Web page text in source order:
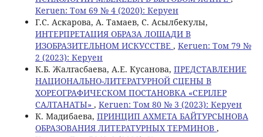
Keruen: Том 69 № 4 (2020): Керуен
Г.С. Аскарова, А. Тамаев, C. Асылбекулы,
ИНТЕРПРЕТАЦИЯ ОБРАЗА ЛОШАДИ В
ИЗОБРАЗИТЕЛЬНОМ ИСКУССТВЕ , Keruen: Том 79 №
2 (2023): Керуен
К.Б. Жалгасбаева, А.Е. Кусанова, ПРЕДСТАВЛЕНИЕ
НАЦИОНАЛЬНО-ЛИТЕРАТУРНОЙ СЦЕНЫ В
ХОРЕОГРАФИЧЕСКОМ ПОСТАНОВКА «СЕРІЛЕР
САЛТАНАТЫ» , Keruen: Том 80 № 3 (2023): Керуен
К. Мадибаева, ПРИНЦИП АХМЕТА БАЙТУРСЫНОВА
ОБРАЗОВАНИЯ ЛИТЕРАТУРНЫХ ТЕРМИНОВ ,